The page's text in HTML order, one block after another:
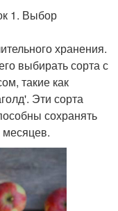
1. Выбор
хранения.
выбирать сорта с
такие как
Эти сорта
сохранять
месяцев.